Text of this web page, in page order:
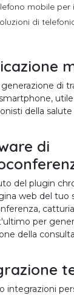
mobile per
di
di
della
di
del plugin
web del tuo
per
della
integrazioni